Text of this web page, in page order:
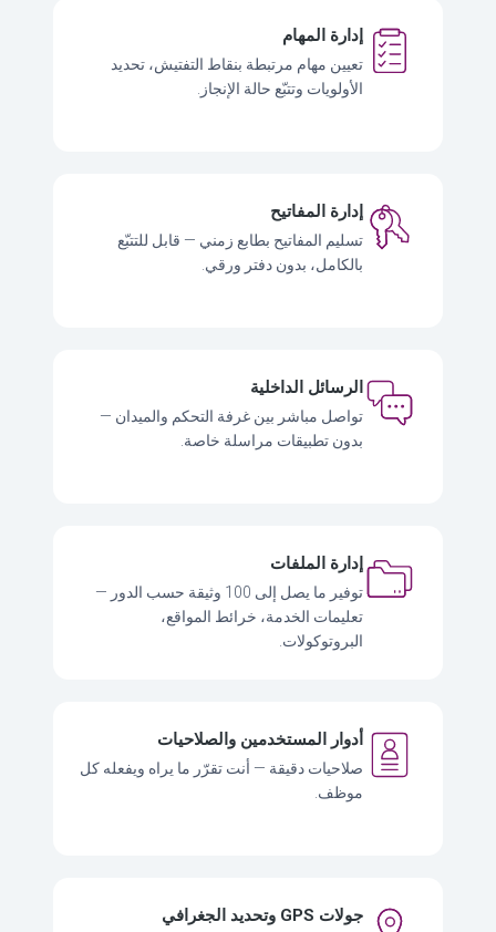
إدارة المهام
تعيين مهام مرتبطة بنقاط التفتيش، تحديد
الأولويات وتتبّع حالة الإنجاز.
إدارة المفاتيح
تسليم المفاتيح بطابع زمني — قابل للتتبّع
بالكامل، بدون دفتر ورقي.
الرسائل الداخلية
تواصل مباشر بين غرفة التحكم والميدان —
بدون تطبيقات مراسلة خاصة.
إدارة الملفات
توفير ما يصل إلى 100 وثيقة حسب الدور —
تعليمات الخدمة، خرائط المواقع،
البروتوكولات.
أدوار المستخدمين والصلاحيات
صلاحيات دقيقة — أنت تقرّر ما يراه ويفعله كل
موظف.
جولات GPS وتحديد الجغرافي